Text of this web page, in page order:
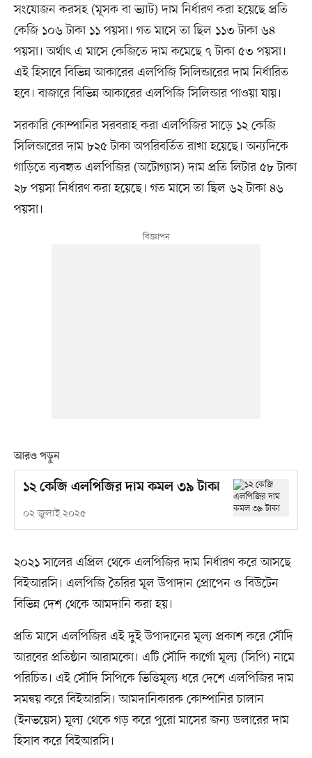
সংযোজন করসহ (মূসক বা ভ্যাট) দাম নির্ধারণ করা হয়েছে প্রতি
কেজি ১০৬ টাকা ১১ পয়সা। গত মাসে তা ছিল ১১৩ টাকা ৬৪
পয়সা। অর্থাৎ এ মাসে কেজিতে দাম কমেছে ৭ টাকা ৫৩ পয়সা।
এই হিসাবে বিভিন্ন আকারের এলপিজি সিলিন্ডারের দাম নির্ধারিত
হবে। বাজারে বিভিন্ন আকারের এলপিজি সিলিন্ডার পাওয়া যায়।
সরকারি কোম্পানির সরবরাহ করা এলপিজির সাড়ে ১২ কেজি
সিলিন্ডারের দাম ৮২৫ টাকা অপরিবর্তিত রাখা হয়েছে। অন্যদিকে
গাড়িতে ব্যবহৃত এলপিজির (অটোগ্যাস) দাম প্রতি লিটার ৫৮ টাকা
২৮ পয়সা নির্ধারণ করা হয়েছে। গত মাসে তা ছিল ৬২ টাকা ৪৬
পয়সা।
আরও পড়ুন
১২ কেজি এলপিজির দাম কমল ৩৯ টাকা
০২ জুলাই ২০২৫
২০২১ সালের এপ্রিল থেকে এলপিজির দাম নির্ধারণ করে আসছে
বিইআরসি। এলপিজি তৈরির মূল উপাদান প্রোপেন ও বিউটেন
বিভিন্ন দেশ থেকে আমদানি করা হয়।
প্রতি মাসে এলপিজির এই দুই উপাদানের মূল্য প্রকাশ করে সৌদি
আরবের প্রতিষ্ঠান আরামকো। এটি সৌদি কার্গো মূল্য (সিপি) নামে
পরিচিত। এই সৌদি সিপিকে ভিত্তিমূল্য ধরে দেশে এলপিজির দাম
সমন্বয় করে বিইআরসি। আমদানিকারক কোম্পানির চালান
(ইনভয়েস) মূল্য থেকে গড় করে পুরো মাসের জন্য ডলারের দাম
হিসাব করে বিইআরসি।